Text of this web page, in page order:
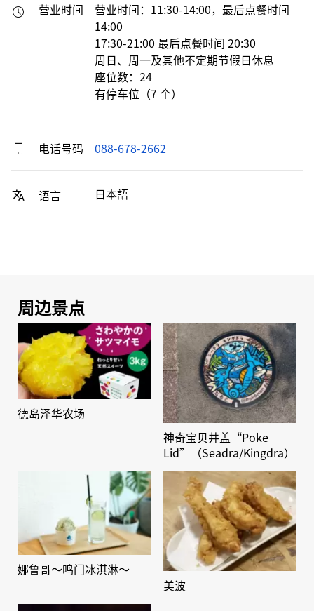
营业时间
营业时间：11:30-14:00，最后点餐时间
14:00
17:30-21:00 最后点餐时间 20:30
周日、周一及其他不定期节假日休息
座位数：24
有停车位（7 个）
电话号码 088-678-2662
语言 日本語
周边景点
德岛泽华农场
神奇宝贝井盖“Poke
Lid”（Seadra/Kingdra）
娜鲁哥～鸣门冰淇淋～
美波